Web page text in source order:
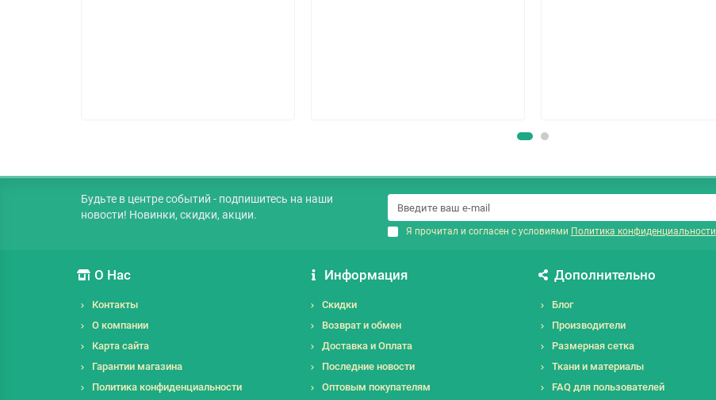
Будьте в центре событий - подпишитесь на наши
новости! Новинки, скидки, акции.
Я прочитал и согласен с условиями Политика конфиденциальности
О Нас
Контакты
О компании
Карта сайта
Гарантии магазина
Политика конфиденциальности
Информация
Скидки
Возврат и обмен
Доставка и Оплата
Последние новости
Оптовым покупателям
Дополнительно
Блог
Производители
Размерная сетка
Ткани и материалы
FAQ для пользователей